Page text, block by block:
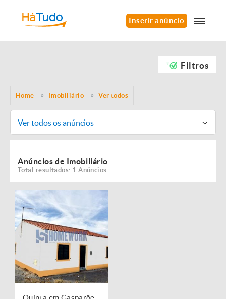
Inserir anúncio
Filtros
Home Imobiliário Ver todos
Ver todos os anúncios
Anúncios de Imobiliário
Total resultados: 1 Anúncios